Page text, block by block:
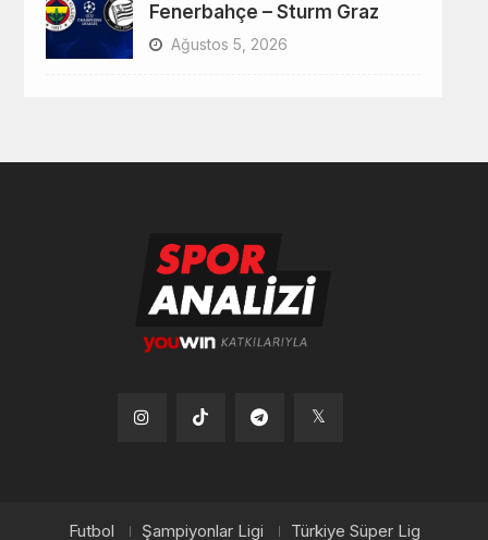
Fenerbahçe – Sturm Graz
Ağustos 5, 2026
Tiktok
Futbol Şampiyonlar Ligi Türkiye Süper Lig